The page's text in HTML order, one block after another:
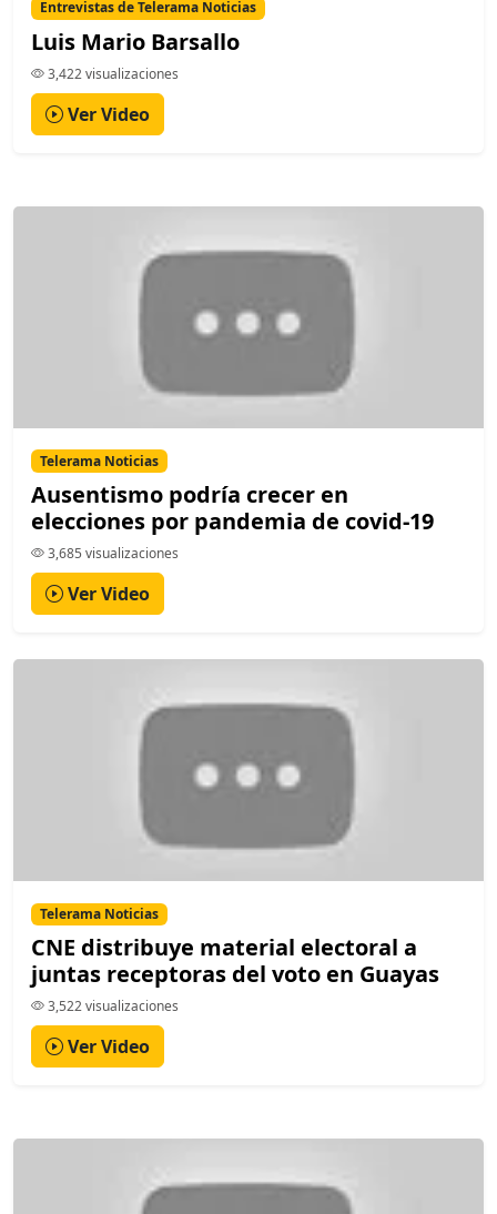
Entrevistas de Telerama Noticias
Luis Mario Barsallo
3,422 visualizaciones
Ver Video
Telerama Noticias
Ausentismo podría crecer en
elecciones por pandemia de covid-19
3,685 visualizaciones
Ver Video
Telerama Noticias
CNE distribuye material electoral a
juntas receptoras del voto en Guayas
3,522 visualizaciones
Ver Video